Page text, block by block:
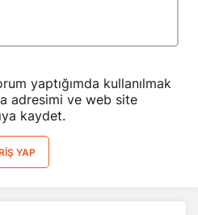
yaptığımda kullanılmak
adresimi ve web site
kaydet.
YAP